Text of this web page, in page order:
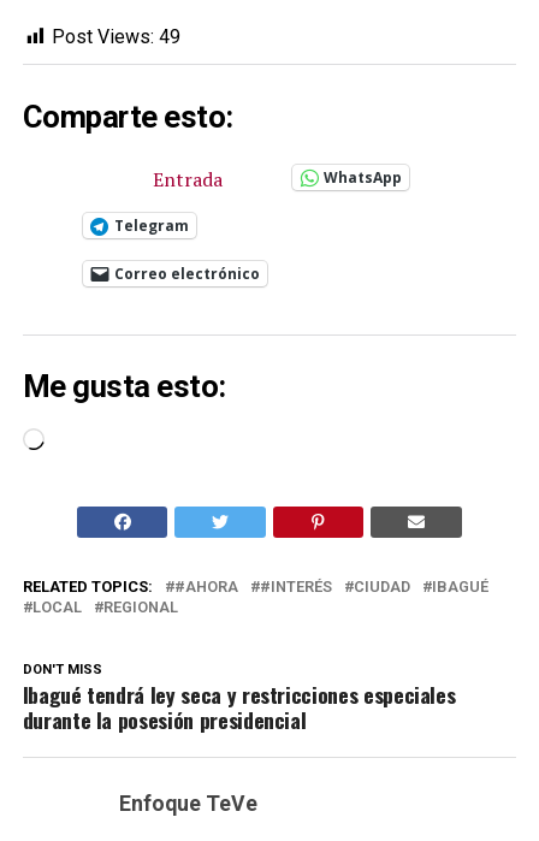
Post Views: 49
Comparte esto:
Entrada WhatsApp
Telegram
Correo electrónico
Me gusta esto:
Cargando...
RELATED TOPICS: #AHORA #INTERÉS CIUDAD
IBAGUÉ
LOCAL
REGIONAL
DON'T MISS
Ibagué tendrá ley seca y restricciones especiales
durante la posesión presidencial
Enfoque TeVe